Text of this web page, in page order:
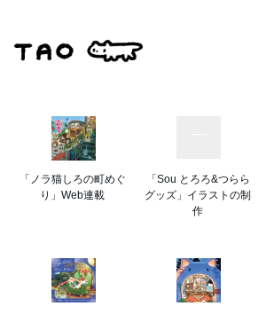
「ノラ猫しろの町めぐ
り」Web連載
「Sou とろろ&つらら
グッズ」イラストの制
作